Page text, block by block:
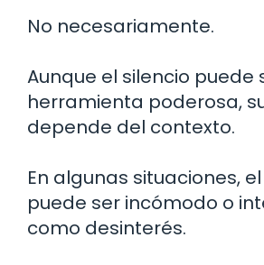
No necesariamente.
Aunque el silencio puede
herramienta poderosa,
depende del contexto.
En algunas situaciones,
puede ser incómodo o
como desinterés.